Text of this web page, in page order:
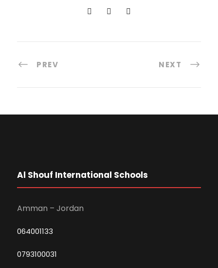
PREV NEXT
Al Shouf International Schools
Amman – Jordan
064001133
0793100031